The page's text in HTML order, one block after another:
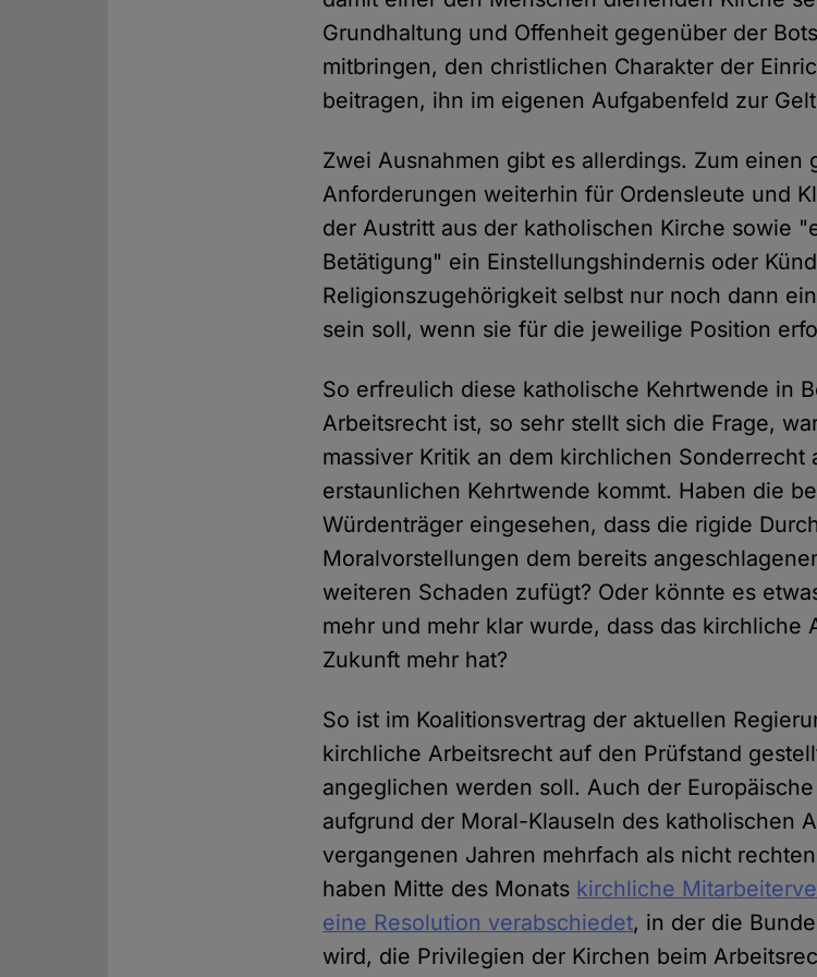
Grundhaltung und Offenheit gegenüber der
mitbringen, den christlichen Charakter der
beitragen, ihn im eigenen Aufgabenfeld zur
Zwei Ausnahmen gibt es allerdings. Zum
Anforderungen weiterhin für Ordensleute und
der Austritt aus der katholischen Kirche sowie
Betätigung" ein Einstellungshindernis oder
Religionszugehörigkeit selbst nur noch dann
sein soll, wenn sie für die jeweilige Position
So erfreulich diese katholische Kehrtwende in
Arbeitsrecht ist, so sehr stellt sich die Frage,
massiver Kritik an dem kirchlichen
erstaunlichen Kehrtwende kommt. Haben die
Würdenträger eingesehen, dass die rigide
Moralvorstellungen dem bereits
weiteren Schaden zufügt? Oder könnte es
mehr und mehr klar wurde, dass das kirchliche
Zukunft mehr hat?
So ist im Koalitionsvertrag der aktuellen
kirchliche Arbeitsrecht auf den Prüfstand
angeglichen werden soll. Auch der
aufgrund der Moral-Klauseln des katholischen
vergangenen Jahren mehrfach als nicht
haben Mitte des Monats kirchliche
eine Resolution verabschiedet, in der die
wird, die Privilegien der Kirchen beim